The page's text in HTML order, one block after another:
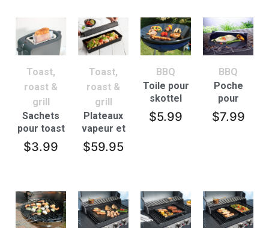
pour toast
– lot de 4
Toast,
roast &
grill
Sachets
pour toast
– lot de 2 –
Blanc
$3.99
Toast,
roast &
grill
Plateaux
vapeur et
plats à
rôtir
$59.95
BBQ
Toile pour
skottel
$5.99
BBQ
Poche
pour
barbecue
$7.99